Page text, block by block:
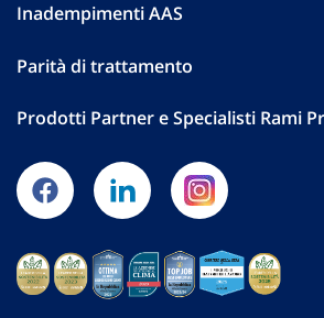
Inadempimenti AAS
Parità di trattamento
Prodotti Partner e Specialisti Rami